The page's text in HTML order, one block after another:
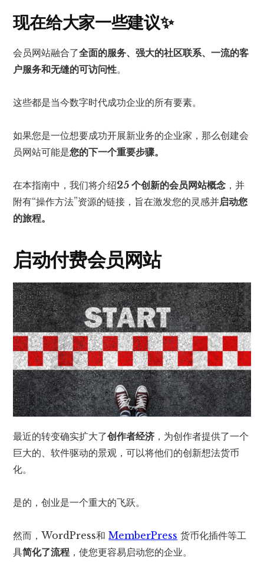
现在给大家一些建议✨
会员网站融合了全面的服务、强大的社区联系、一流的客
户服务和无缝的可访问性。
这些都是当今数字时代成功企业的所有要素。
如果您是一位想要成功开展新业务的企业家，那么创建会
员网站可能是您的下一个重要步骤。
在本指南中，我们将介绍25 个创新的会员网站概念 ，并
附有“操作方法”资源的链接，旨在激发您的灵感并启动您
的旅程。
启动付费会员网站
最近的转变确实扩大了创作者经济 ，为创作者提供了一个
巨大的、软件驱动的景观，可以将他们的创新想法货币
化。
是的，创业是一个重大的飞跃。
然而，WordPress和MemberPress 货币化插件等工
具简化了流程 ，使您更容易启动您的企业。